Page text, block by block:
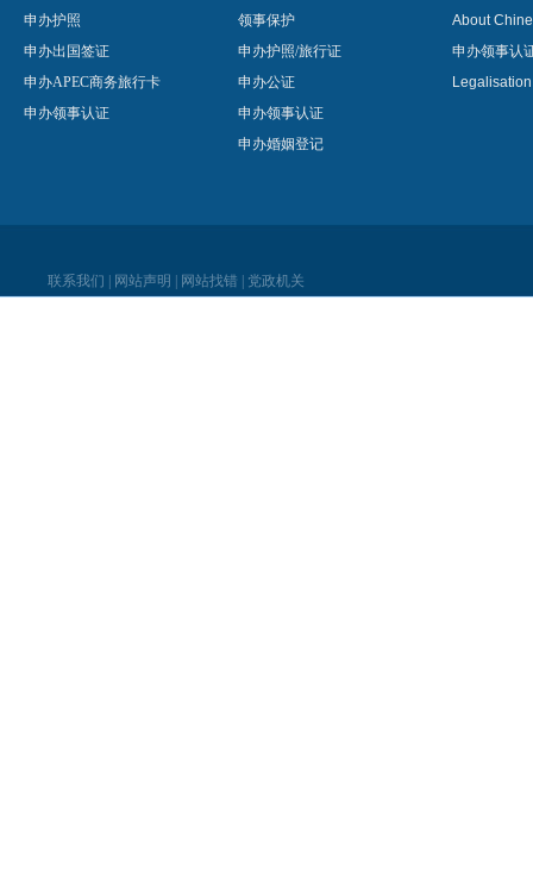
申办护照
申办出国签证
申办APEC商务旅行卡
申办领事认证
领事保护
申办护照/旅行证
申办公证
申办领事认证
申办婚姻登记
About
申办领事认
联系我们 网站声明 网站找错 党政机关